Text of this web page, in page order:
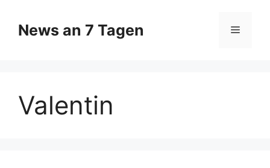
Inhalt
springen
News an 7 Tagen Menü
Valentin